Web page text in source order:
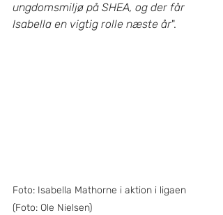
ungdomsmiljø på SHEA, og der får
Isabella en vigtig rolle næste år".
Foto: Isabella Mathorne i aktion i ligaen
(Foto: Ole Nielsen)